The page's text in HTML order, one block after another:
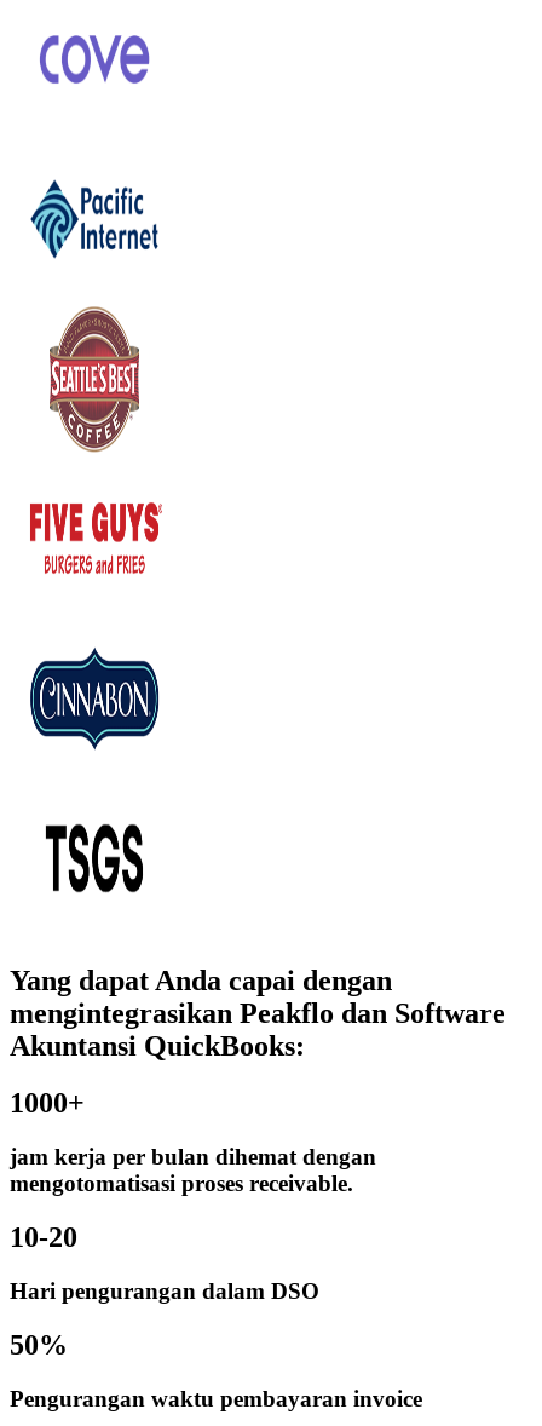
Yang dapat Anda capai dengan
mengintegrasikan Peakflo dan Software
Akuntansi QuickBooks:
1000+
jam kerja per bulan dihemat dengan
mengotomatisasi proses receivable.
10-20
Hari pengurangan dalam DSO
50%
Pengurangan waktu pembayaran invoice